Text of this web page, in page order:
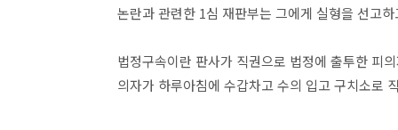
논란과 관련한 1심 재판부는 그에게 실형을 선고
법정구속이란 판사가 직권으로 법정에 출투한 피
의자가 하루아침에 수갑차고 수의 입고 구치소로